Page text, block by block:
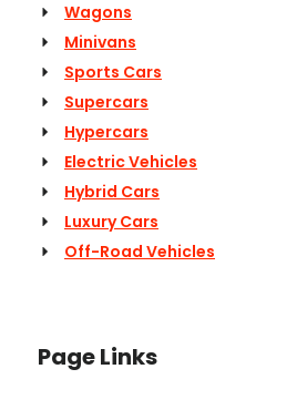
Wagons
Minivans
Sports Cars
Supercars
Hypercars
Electric Vehicles
Hybrid Cars
Luxury Cars
Off-Road Vehicles
Page Links